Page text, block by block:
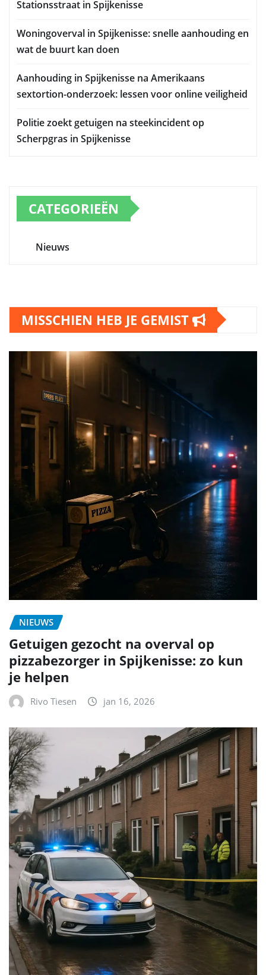
Stationsstraat in Spijkenisse
Woningoverval in Spijkenisse: snelle aanhouding en
wat de buurt kan doen
Aanhouding in Spijkenisse na Amerikaans
sextortion-onderzoek: lessen voor online veiligheid
Politie zoekt getuigen na steekincident op
Scherpgras in Spijkenisse
CATEGORIEËN
Nieuws
MISSCHIEN HEB JE GEMIST
NIEUWS
Getuigen gezocht na overval op
pizzabezorger in Spijkenisse: zo kun
je helpen
Rivo Tiesen jan 16, 2026